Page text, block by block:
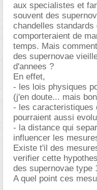
aux specialistes et
souvent des
chandelles
comporteraient de
temps. Mais
des supernovae
d'annees ?
En effet,
- les lois physiques
(j'en doute... mais
- les caracteristiques
pourraient aussi
- la distance qui
influencer les
Existe t'il des
verifier cette
des supernovae type
A quel point ces